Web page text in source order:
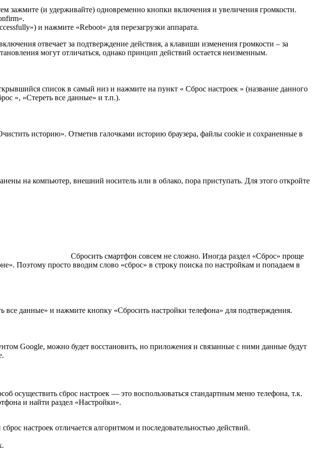
зажмите (и удерживайте) одновременно кнопки включения и увеличения громкости.
и нажмите «Reboot» для перезагрузки аппарата.
отвечает за подтверждение действия, а клавиши изменения громкости – за
могут отличаться, однако принцип действий остается неизменным.
список в самый низ и нажмите на пункт « Сброс настроек » (название данного
», «Стереть все данные» и т.п.).
историю». Отметив галочками историю браузера, файлы cookie и сохраненные в
на компьютер, внешний носитель или в облако, пора приступать. Для этого откройте
Сбросить смартфон совсем не сложно. Иногда раздел «Сброс» проще
Поэтому просто вводим слово «сброс» в строку поиска по настройкам и попадаем в
данные» и нажмите кнопку «Сбросить настройки телефона» для подтверждения.
Google, можно будет восстановить, но приложения и связанные с ними данные будут
осуществить сброс настроек — это воспользоваться стандартным меню телефона, т.к.
и найти раздел «Настройки».
настроек отличается алгоритмом и последовательностью действий.